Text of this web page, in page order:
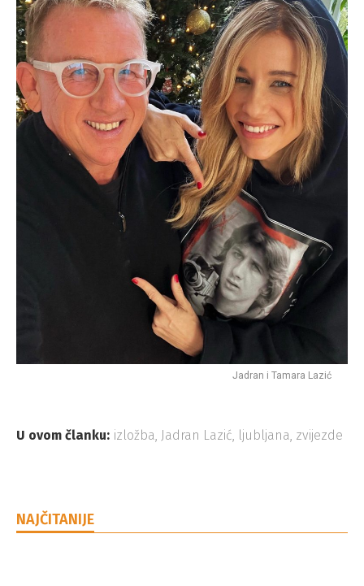
Jadran i Tamara Lazić
U ovom članku: izložba Jadran Lazić ljubljana zvijezde
NAJČITANIJE